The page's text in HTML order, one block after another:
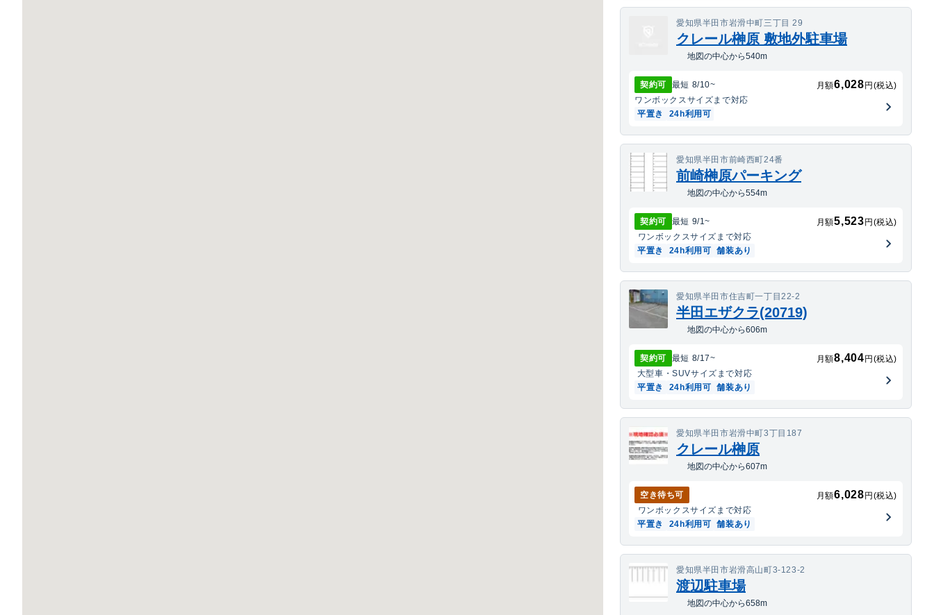
愛知県半田市岩滑中町三丁目 29
クレール榊原 敷地外駐車場
地図の中心から540m
契約可 最短 8/10~ 月額6,028 円(税込)
ワンボックスサイズまで対応
平置き
24h利用可
愛知県半田市前崎西町24番
前崎榊原パーキング
地図の中心から554m
契約可 最短 9/1~ 月額5,523 円(税込)
ワンボックスサイズまで対応
平置き
24h利用可 舗装あり
愛知県半田市住吉町一丁目22-2
半田エザクラ(20719)
地図の中心から606m
契約可 最短 8/17~ 月額8,404 円(税込)
大型車・SUVサイズまで対応
平置き
24h利用可 舗装あり
愛知県半田市岩滑中町3丁目187
クレール榊原
地図の中心から607m
空き待ち可 月額6,028 円(税込)
ワンボックスサイズまで対応
平置き
24h利用可 舗装あり
愛知県半田市岩滑高山町3-123-2
渡辺駐車場
地図の中心から658m